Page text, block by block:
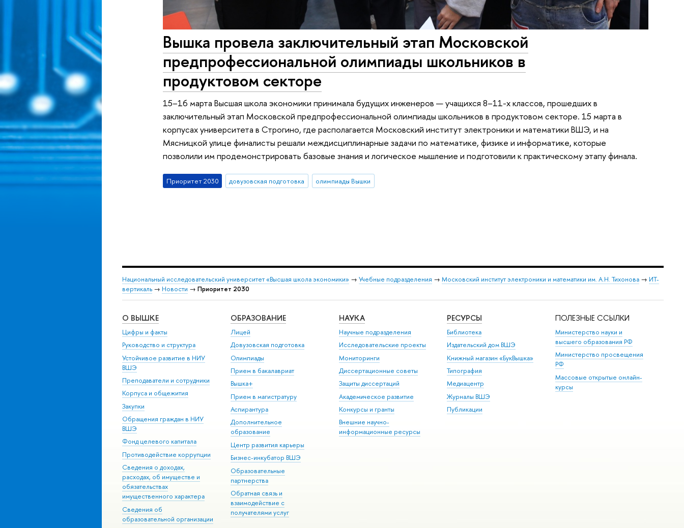
Вышка провела заключительный этап Московской
предпрофессиональной олимпиады школьников в
продуктовом секторе
15–16 марта Высшая школа экономики принимала будущих инженеров — учащихся 8–11-х классов, прошедших в
заключительный этап Московской предпрофессиональной олимпиады школьников в продуктовом секторе. 15 марта в
корпусах университета в Строгино, где располагается Московский институт электроники и математики ВШЭ, и на
Мясницкой улице финалисты решали междисциплинарные задачи по математике, физике и информатике, которые
позволили им продемонстрировать базовые знания и логическое мышление и подготовили к практическому этапу финала.
Приоритет 2030 довузовская подготовка олимпиады Вышки
Национальный исследовательский университет «Высшая школа экономики» → Учебные подразделения → Московский институт электроники и математики им. А.Н. Тихонова → ИТ-
вертикаль → Новости → Приоритет 2030
О ВЫШКЕ
Цифры и факты
Руководство и структура
Устойчивое развитие в НИУ
ВШЭ
Преподаватели и сотрудники
Корпуса и общежития
Закупки
Обращения граждан в НИУ
ВШЭ
Фонд целевого капитала
Противодействие коррупции
Сведения о доходах,
расходах, об имуществе и
обязательствах
имущественного характера
Сведения об
образовательной организации
ОБРАЗОВАНИЕ
Лицей
Довузовская подготовка
Олимпиады
Прием в бакалавриат
Вышка+
Прием в магистратуру
Аспирантура
Дополнительное
образование
Центр развития карьеры
Бизнес-инкубатор ВШЭ
Образовательные
партнерства
Обратная связь и
взаимодействие с
получателями услуг
НАУКА
Научные подразделения
Исследовательские проекты
Мониторинги
Диссертационные советы
Защиты диссертаций
Академическое развитие
Конкурсы и гранты
Внешние научно-
информационные ресурсы
РЕСУРСЫ
Библиотека
Издательский дом ВШЭ
Книжный магазин «БукВышка»
Типография
Медиацентр
Журналы ВШЭ
Публикации
ПОЛЕЗНЫЕ ССЫЛКИ
Министерство науки и
высшего образования РФ
Министерство просвещения
РФ
Массовые открытые онлайн-
курсы